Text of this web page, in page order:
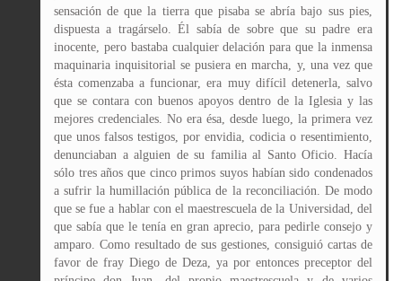
sensación de que la tierra que pisaba se abría bajo sus pies,
dispuesta a tragárselo. Él sabía de sobre que su padre era
inocente, pero bastaba cualquier delación para que la inmensa
maquinaria inquisitorial se pusiera en marcha, y, una vez que
ésta comenzaba a funcionar, era muy difícil detenerla, salvo
que se contara con buenos apoyos dentro de la Iglesia y las
mejores credenciales. No era ésa, desde luego, la primera vez
que unos falsos testigos, por envidia, codicia o resentimiento,
denunciaban a alguien de su familia al Santo Oficio. Hacía
sólo tres años que cinco primos suyos habían sido condenados
a sufrir la humillación pública de la reconciliación. De modo
que se fue a hablar con el maestrescuela de la Universidad, del
que sabía que le tenía en gran aprecio, para pedirle consejo y
amparo. Como resultado de sus gestiones, consiguió cartas de
favor de fray Diego de Deza, ya por entonces preceptor del